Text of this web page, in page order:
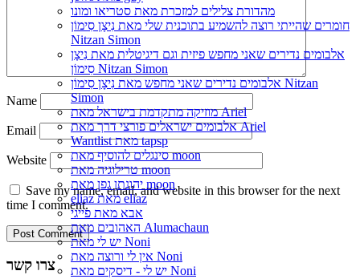
מהדורת צלילים למזכרת מאת סטריאו ומונו
חומרים שהייתי רוצה להשמיע בתוכנית שלי מאת נִיצָן סִימוֹן
Nitzan Simon
אלבומים נדירים שאני מחפש פיזית וגם דיגיטלית מאת נִיצָן
סִימוֹן Nitzan Simon
אלבומים נדירים שאני מחפש מאת נִיצָן סִימוֹן Nitzan
Simon
מוזיקה מתקדמת בישראל מאת Ariel
אלבומים ישראלים פורצי דרך מאת Ariel
Wantlist מאת tapsp
סינגלים להוסיף מאת moon
טרילוגיה מאת moon
יהונתן גפן מאת moon
eliaz מאת eliaz
אבא מאת פייגי
האהובים מאת Alumachaun
יש לי מאת Noni
אין לי ורוצה מאת Noni
יש לי - דיסקים מאת Noni
Name
Email
Website
Save my name, email, and website in this browser for the next
time I comment.
צרו קשר